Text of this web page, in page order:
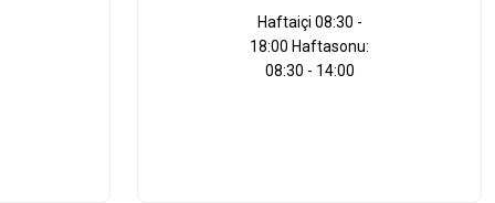
Haftaiçi 08:30 -
18:00 Haftasonu:
08:30 - 14:00